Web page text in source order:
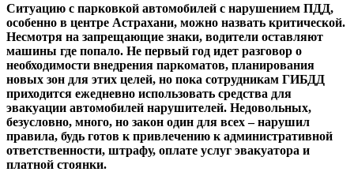
Ситуацию с парковкой автомобилей с нарушением ПДД,
особенно в центре Астрахани, можно назвать критической.
Несмотря на запрещающие знаки, водители оставляют
машины где попало. Не первый год идет разговор о
необходимости внедрения паркоматов, планирования
новых зон для этих целей, но пока сотрудникам ГИБДД
приходится ежедневно использовать средства для
эвакуации автомобилей нарушителей. Недовольных,
безусловно, много, но закон один для всех – нарушил
правила, будь готов к привлечению к административной
ответственности, штрафу, оплате услуг эвакуатора и
платной стоянки.